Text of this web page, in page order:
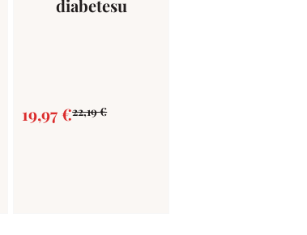
diabetesu
22,19€
19,97€